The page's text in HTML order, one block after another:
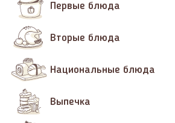
Первые блюда
Вторые блюда
Национальные блюда
Выпечка